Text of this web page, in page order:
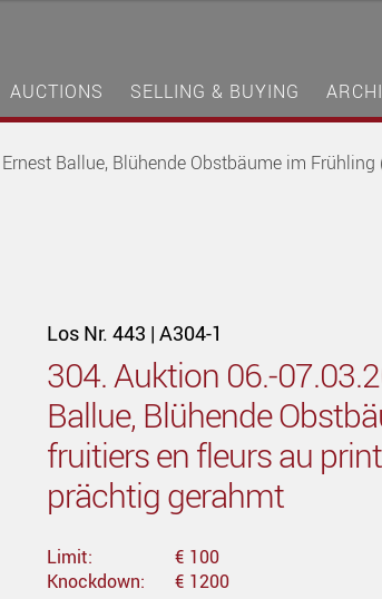
AUCTIONS SELLING & BUYING
Ballue, Blühende Obstbäume im
Los Nr. 443 | A304-1
304. Auktion 06.-
Ballue, Blühende
fruitiers en fleurs au
prächtig gerahmt
Limit:
€ 100
Knockdown:
€ 1200